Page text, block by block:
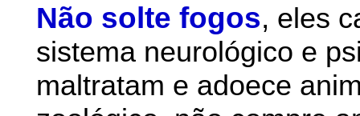
Não solte fogos, eles
sistema neurológico e
maltratam e adoece